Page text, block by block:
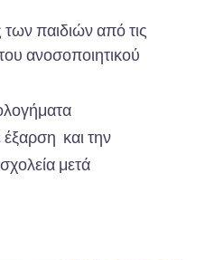
παιδιών από τις
ανοσοποιητικού
έξαρση και την
μετά